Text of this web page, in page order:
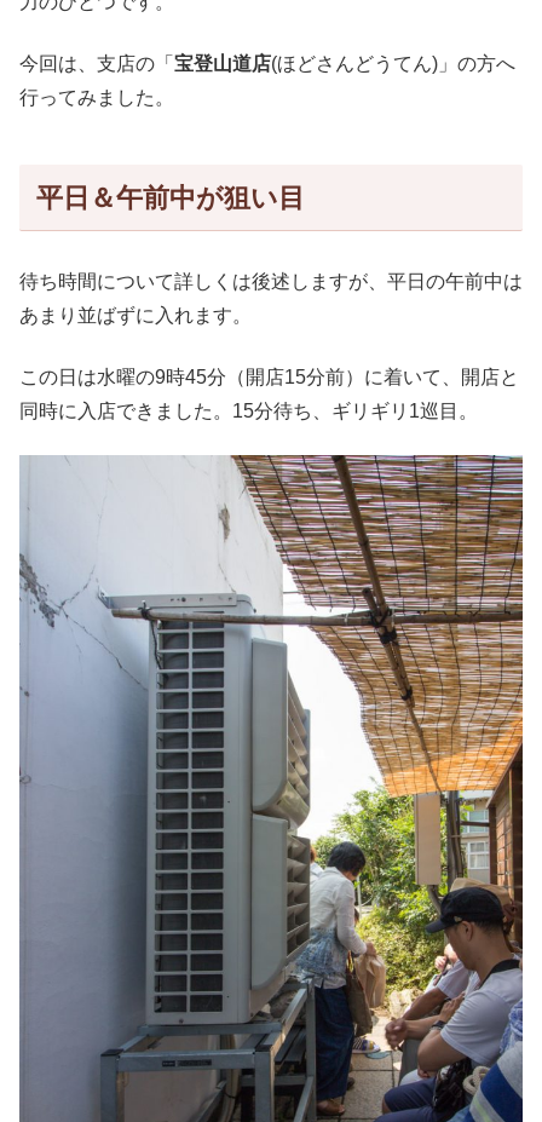
今回は、支店の「 宝登山道店(ほどさんどうてん)」の方へ
行ってみました。
平日＆午前中が狙い目
待ち時間について詳しくは後述しますが、平日の午前中は
あまり並ばずに入れます。
この日は水曜の9時45分（開店15分前）に着いて、開店と
同時に入店できました。15分待ち、ギリギリ1巡目。